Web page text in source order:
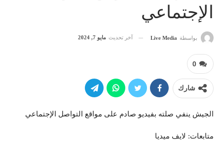
الإجتماعي
بواسطة Live Media آخر تحديث مايو 7, 2024
0
شارك
الجيش ينفي صلته بفيديو صادم على مواقع التواصل الإجتماعي
متابعات: لايف ميديا